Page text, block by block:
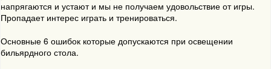
напрягаются и устают и мы не получаем удовольствие от игры.
Пропадает интерес играть и тренироваться.
Основные 6 ошибок которые допускаются при освещении
бильярдного стола.